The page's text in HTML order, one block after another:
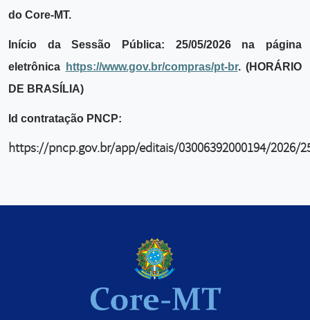
do Core-MT.
Início da Sessão Pública: 25/05/2026 na página
eletrônica
https://www.gov.br/compras/pt-br. (HORÁRIO
DE BRASÍLIA)
Id contratação PNCP:
https://pncp.gov.br/app/editais/03006392000194/2026/